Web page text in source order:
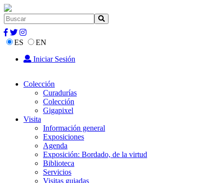
ES
EN
Iniciar Sesión
Colección
Curadurías
Colección
Gigapixel
Visita
Información general
Exposiciones
Agenda
Exposición: Bordado, de la virtud
Biblioteca
Servicios
Visitas guiadas